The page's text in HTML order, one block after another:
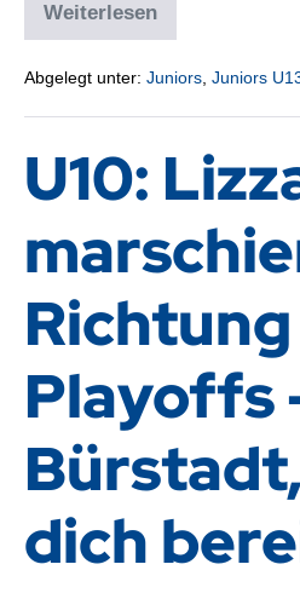
Weiterlesen
Abgelegt unter: Juniors Juniors
U10:
Richtung
Playoffs
dich